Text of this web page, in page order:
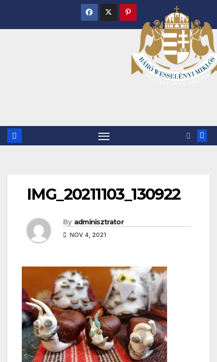
IMG_20211103_130922
By adminisztrator
NOV 4, 2021